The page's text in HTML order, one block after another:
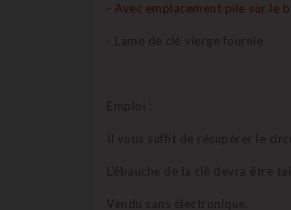
- Avec emplacement pile sur le
- Lame de clé vierge fournie
Emploi :
Il vous suffit de récupérer le
L'ébauche de la clé devra être
Vendu sans électronique.